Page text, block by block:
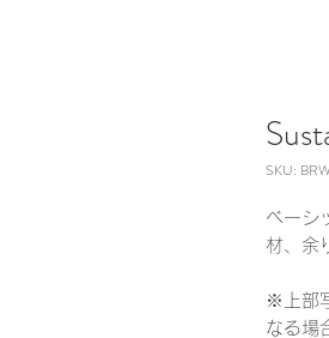
SKU:
ベーシ
材、余
※上部
なる場